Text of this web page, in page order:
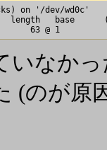
on '/dev/wd0c'
base
いなか
(のが原